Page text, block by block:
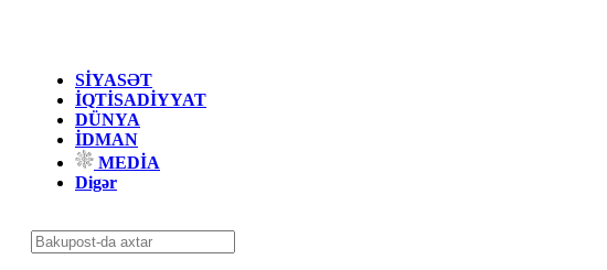
SİYASƏT
İQTİSADİYYAT
DÜNYA
İDMAN
MEDİA
Digər